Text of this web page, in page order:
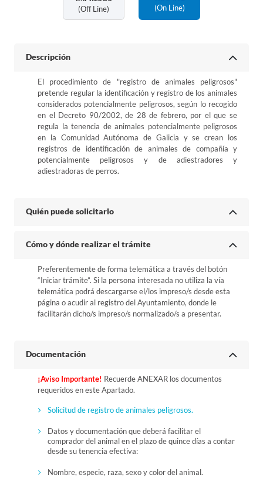
(off Line) (on Line)
Descripción
El procedimiento de "registro de animales peligrosos"
pretende regular la identificación y registro de los animales
considerados potencialmente peligrosos, según lo recogido
en el Decreto 90/2002, de 28 de febrero, por el que se
regula la tenencia de animales potencialmente peligrosos
en la Comunidad Autónoma de Galicia y se crean los
registros de identificación de animales de compañía y
potencialmente peligrosos y de adiestradores y
adiestradoras de perros.
Quién puede solicitarlo
Cómo y dónde realizar el trámite
Preferentemente de forma telemática a través del botón
“Iniciar trámite”. Si la persona interesada no utiliza la vía
telemática podrá descargarse el/los impreso/s desde esta
página o acudir al registro del Ayuntamiento, donde le
facilitarán dicho/s impreso/s normalizado/s a presentar.
Documentación
¡Aviso Importante! Recuerde ANEXAR los documentos
requeridos en este Apartado.
Solicitud de registro de animales peligrosos.
Datos y documentación que deberá facilitar el
comprador del animal en el plazo de quince días a contar
desde su tenencia efectiva:
Nombre, especie, raza, sexo y color del animal.